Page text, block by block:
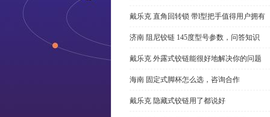
戴乐克 直角回转锁 带l型把手值得用户拥有
济南 阻尼铰链 145度型号参数，问答知识
戴乐克 外露式铰链能很好地解决你的问题
海南 固定式脚杯怎么选，咨询合作
戴乐克 隐藏式铰链用了都说好